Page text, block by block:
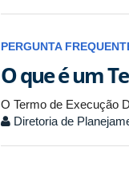
PERGUNTA
O que é um
O Termo de Execução
Diretoria de